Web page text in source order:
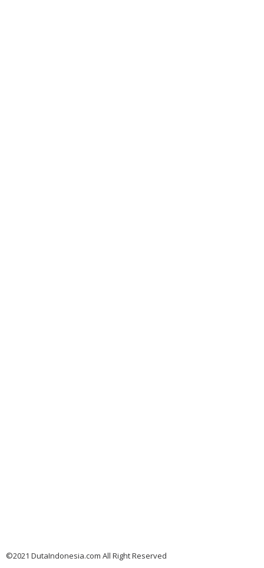
©2021 DutaIndonesia.com All Right Reserved